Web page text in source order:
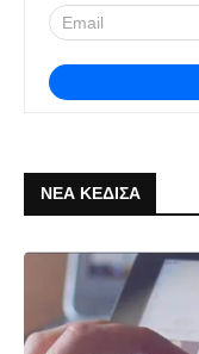
ΝΕΑ ΚΕΔΙΣΑ